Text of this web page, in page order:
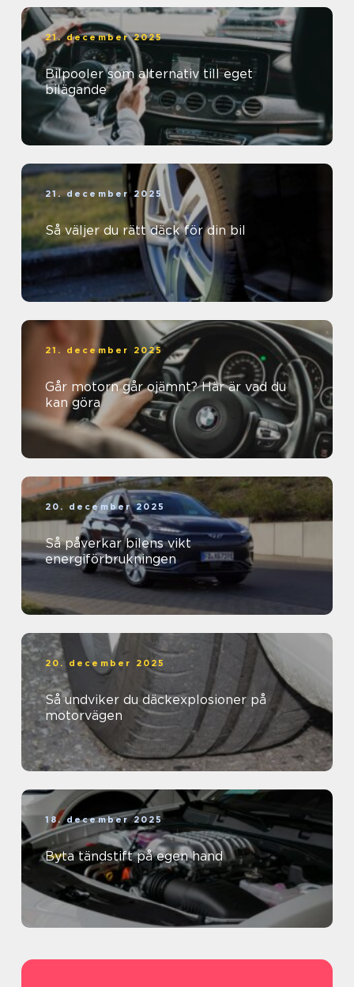
21. december 2025
Bilpooler som alternativ till eget
bilägande
21. december 2025
Så väljer du rätt däck för din bil
21. december 2025
Går motorn går ojämnt? Här är vad du
kan göra
20. december 2025
Så påverkar bilens vikt
energiförbrukningen
20. december 2025
Så undviker du däckexplosioner på
motorvägen
18. december 2025
Byta tändstift på egen hand